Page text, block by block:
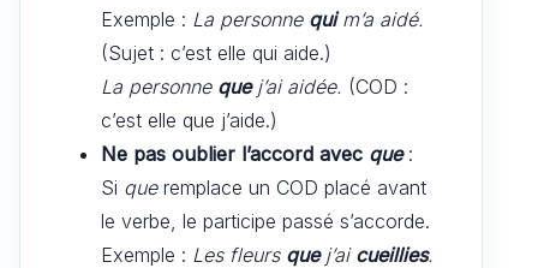
Exemple : La personne quim’a aidé.
(Sujet : c’est elle qui aide.)
La personne quej’ai aidée. (COD :
c’est elle que j’aide.)
Ne pas oublier l’accord avec que:
Si queremplace un COD placé avant
le verbe, le participe passé s’accorde.
Exemple : Les fleurs quej’ai cueillies.